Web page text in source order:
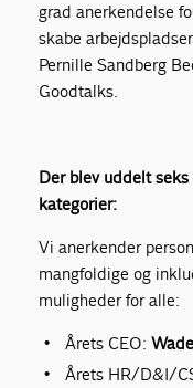
grad anerkendelse
skabe
Pernille Sandberg
Goodtalks.
Der blev uddelt
kategorier:
Vi anerkender
mangfoldige og
muligheder for alle:
Årets CEO:
Årets HR/D&I/